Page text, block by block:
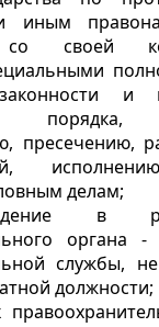
и иным
со своей
и
порядка,
пресечению,
делам;
в
органа -
службы,
должности;